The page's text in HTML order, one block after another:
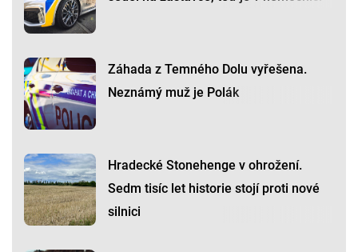
Záhada z Temného Dolu vyřešena.
Neznámý muž je Polák
Hradecké Stonehenge v ohrožení.
Sedm tisíc let historie stojí proti nové
silnici